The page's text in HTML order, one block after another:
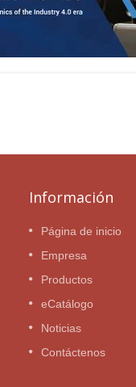
Información
Página de inicio
Empresa
Productos
eCatálogo
Noticias
Contáctenos
Inversor de potencia
onda sinusoidal pura
3000W_220V
de 3000W